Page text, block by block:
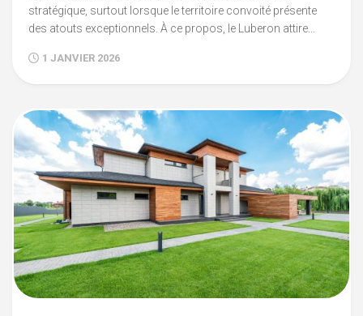
stratégique, surtout lorsque le territoire convoité présente
des atouts exceptionnels. À ce propos, le Luberon attire...
1 JANVIER 2026